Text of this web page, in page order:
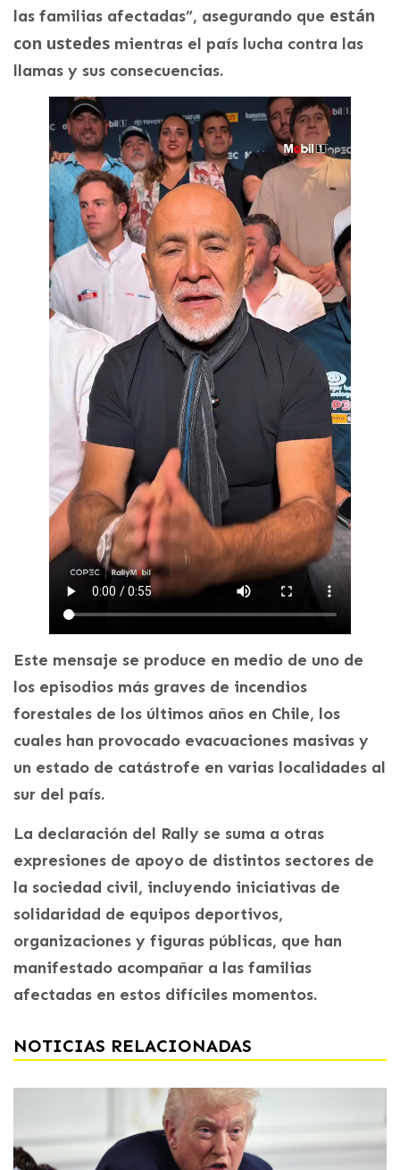
las familias afectadas”, asegurando que están
con ustedes mientras el país lucha contra las
llamas y sus consecuencias.
Este mensaje se produce en medio de uno de
los episodios más graves de incendios
forestales de los últimos años en Chile, los
cuales han provocado evacuaciones masivas y
un estado de catástrofe en varias localidades al
sur del país.
La declaración del Rally se suma a otras
expresiones de apoyo de distintos sectores de
la sociedad civil, incluyendo iniciativas de
solidaridad de equipos deportivos,
organizaciones y figuras públicas, que han
manifestado acompañar a las familias
afectadas en estos difíciles momentos.
NOTICIAS RELACIONADAS